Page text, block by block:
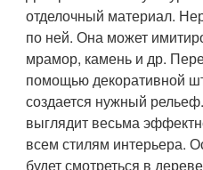
отделочный материал.
по ней. Она может
мрамор, камень и др.
помощью декоративной
создается нужный
выглядит весьма
всем стилям интерьера.
будет смотреться в